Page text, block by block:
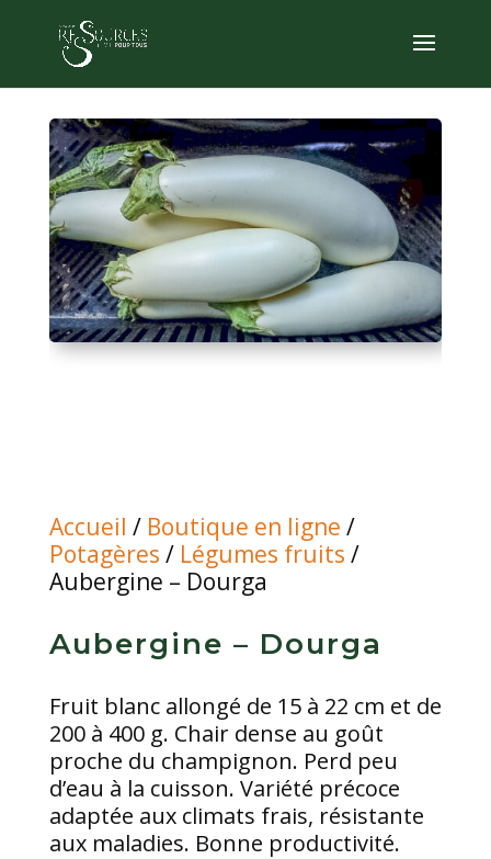
Accueil / Boutique en ligne /
Potagères / Légumes fruits /
Aubergine – Dourga
Aubergine – Dourga
Fruit blanc allongé de 15 à 22 cm et de
200 à 400 g. Chair dense au goût
proche du champignon. Perd peu
d’eau à la cuisson. Variété précoce
adaptée aux climats frais, résistante
aux maladies. Bonne productivité.